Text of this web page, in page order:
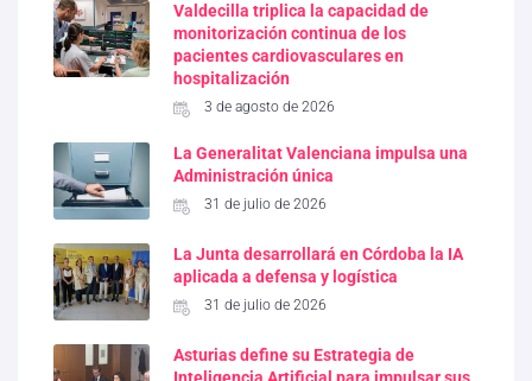
Valdecilla triplica la capacidad de
monitorización continua de los
pacientes cardiovasculares en
hospitalización
3 de agosto de 2026
La Generalitat Valenciana impulsa una
Administración única
31 de julio de 2026
La Junta desarrollará en Córdoba la IA
aplicada a defensa y logística
31 de julio de 2026
Asturias define su Estrategia de